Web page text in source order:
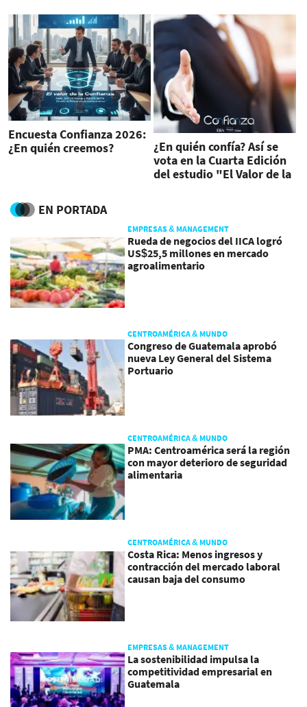
2026
Encuesta Confianza 2026:
¿En quién creemos?
¿En quién confía? Así se
vota en la Cuarta Edición
del estudio "El Valor de la
EN PORTADA
EMPRESAS & MANAGEMENT
Rueda de negocios del IICA logró
US$25,5 millones en mercado
agroalimentario
CENTROAMÉRICA & MUNDO
Congreso de Guatemala aprobó
nueva Ley General del Sistema
Portuario
CENTROAMÉRICA & MUNDO
PMA: Centroamérica será la región
con mayor deterioro de seguridad
alimentaria
CENTROAMÉRICA & MUNDO
Costa Rica: Menos ingresos y
contracción del mercado laboral
causan baja del consumo
EMPRESAS & MANAGEMENT
La sostenibilidad impulsa la
competitividad empresarial en
Guatemala